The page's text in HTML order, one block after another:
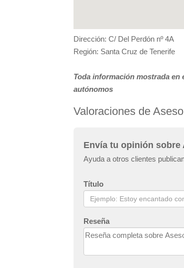
Dirección: C/ Del Perdón nº 4A
Región: Santa Cruz de Tenerife
Toda información mostrada
autónomos
Valoraciones de
Envía tu opinión sobre
Ayuda a otros clientes
Título
Reseña